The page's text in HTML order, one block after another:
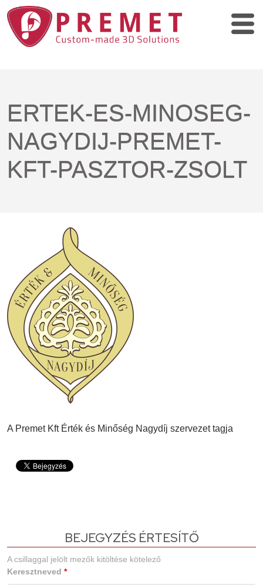
ERTEK-ES-MINOSEG-
NAGYDIJ-PREMET-
KFT-PASZTOR-ZSOLT
A Premet Kft Érték és Minőség Nagydíj szervezet tagja
BEJEGYZÉS ÉRTESÍTŐ
A csillaggal jelölt mezők kitöltése kötelező
Keresztneved *